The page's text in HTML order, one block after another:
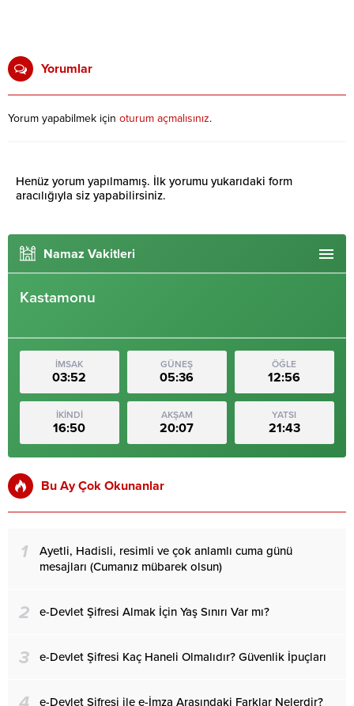
Yorumlar
Yorum yapabilmek için oturum açmalısınız.
Henüz yorum yapılmamış. İlk yorumu yukarıdaki form
aracılığıyla siz yapabilirsiniz.
Namaz Vakitleri
Kastamonu
İMSAK
03:52
GÜNEŞ
05:36
ÖĞLE
12:56
İKİNDİ
16:50
AKŞAM
20:07
YATSI
21:43
Bu Ay Çok Okunanlar
1
Ayetli, Hadisli, resimli ve çok anlamlı cuma günü
mesajları (Cumanız mübarek olsun)
2 e-Devlet Şifresi Almak İçin Yaş Sınırı Var mı?
3 e-Devlet Şifresi Kaç Haneli Olmalıdır? Güvenlik İpuçları
e-Devlet Şifresi ile e-İmza Arasındaki Farklar Nelerdir?